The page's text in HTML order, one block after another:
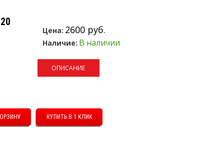
Цена: 2600 руб.
Наличие: В наличии
ОПИСАНИЕ
КУПИТЬ В 1 КЛИК